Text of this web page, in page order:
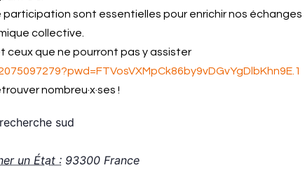
sont essentielles pour enrichir nos échanges
collective.
ceux que ne pourront pas y assister
nombreu·x·ses !
sud
un État : 93300 France